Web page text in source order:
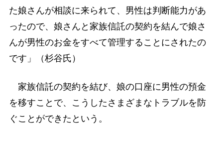
た娘さんが相談に来られて、男性は判断能力があ
ったので、娘さんと家族信託の契約を結んで娘さ
んが男性のお金をすべて管理することにされたの
です」（杉谷氏）
家族信託の契約を結び、娘の口座に男性の預金
を移すことで、こうしたさまざまなトラブルを防
ぐことができたという。